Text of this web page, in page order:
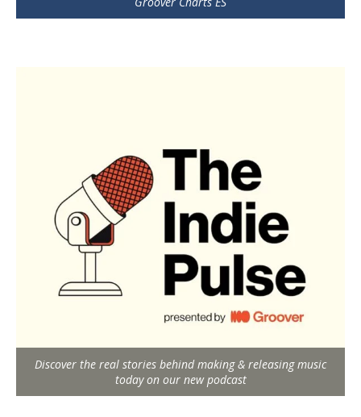
Discover the real stories behind making & releasing music
today on our new podcast